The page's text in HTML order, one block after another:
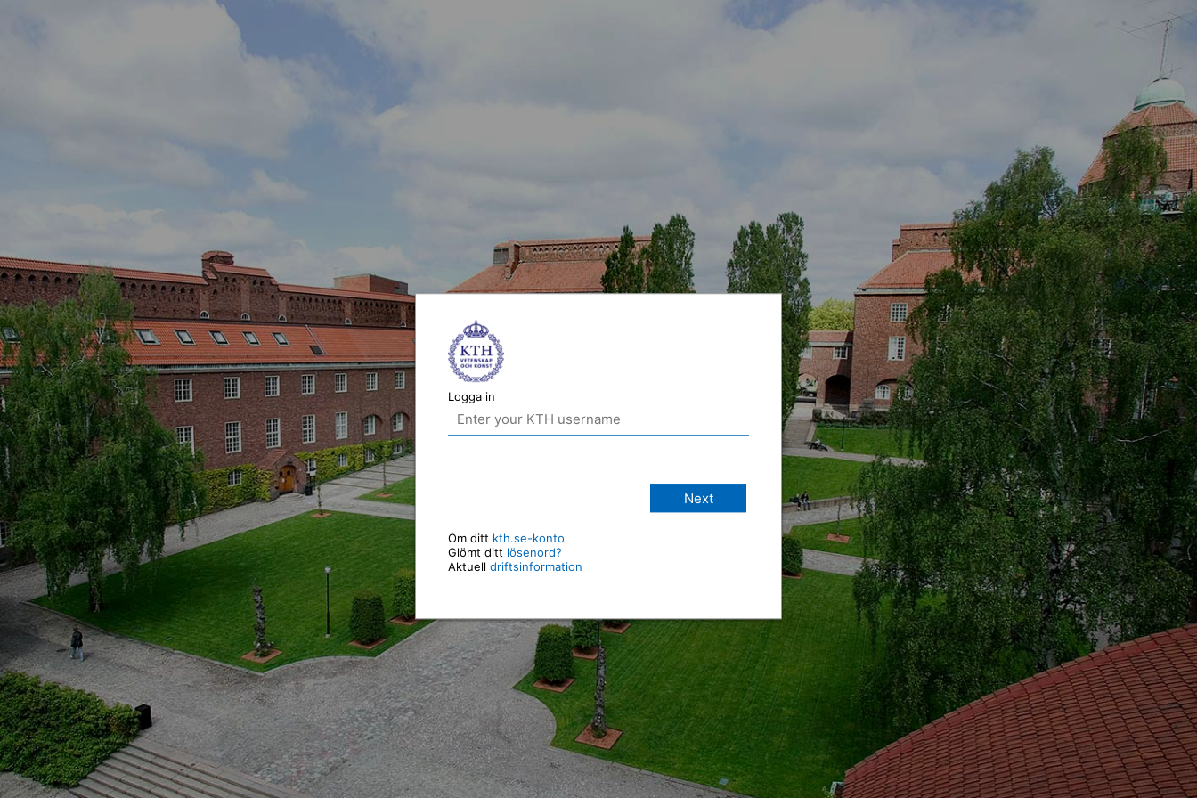
Logga in
Next
Om ditt kth.se-konto
Glömt ditt lösenord?
Aktuell driftsinformation